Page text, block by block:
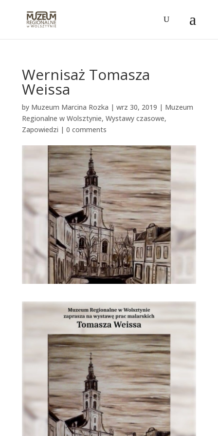
Wernisaż Tomasza
Weissa
by Muzeum Marcina Rozka | wrz 30, 2019 | Muzeum
Regionalne w Wolsztynie, Wystawy czasowe,
Zapowiedzi | 0 comments